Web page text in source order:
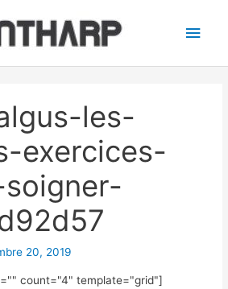
les-
exercices-
20, 2019
" count="4" template="grid"]